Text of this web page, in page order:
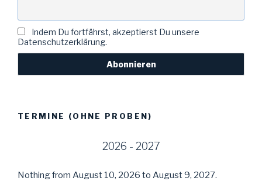
Indem Du fortfährst, akzeptierst Du unsere
Datenschutzerklärung.
TERMINE (OHNE PROBEN)
2026 - 2027
Nothing from August 10, 2026 to August 9, 2027.